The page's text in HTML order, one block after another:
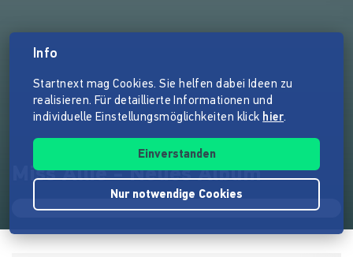
Miss Allie - Neues Album
Info
Startnext mag Cookies. Sie helfen dabei Ideen zu
realisieren. Für detaillierte Informationen und
individuelle Einstellungsmöglichkeiten klick hier.
Einverstanden
Nur notwendige Cookies